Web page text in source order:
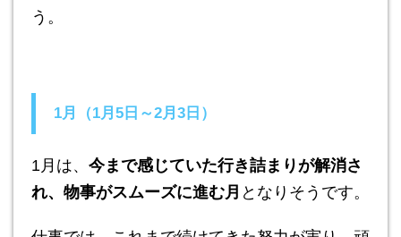
う。
1月（1月5日～2月3日）
1月は、 今まで感じていた行き詰まりが解消さ
れ、物事がスムーズに進む月 となりそうです。